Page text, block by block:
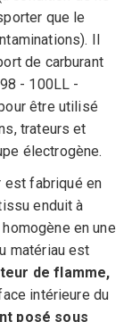
que le
Il
de carburant
- 100LL -
être utilisé
trateurs et
électrogène.
est fabriqué en
enduit à
en une
matériau est
de flamme,
intérieure du
posé sous